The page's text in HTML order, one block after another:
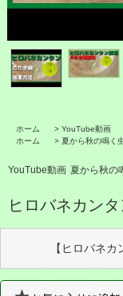
ホーム > YouTube動画
ホーム
> 夏から秋の鳴く
YouTube動画 夏から秋の
ヒロバネカン
【ヒロバネ